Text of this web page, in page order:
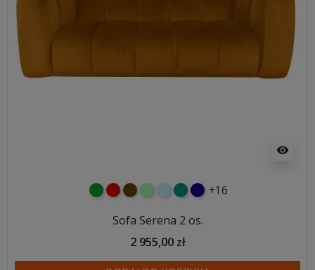
visibility
zielonyczerwony
czekoladowy
miętowybłękitnyturkusowy
granatowy
+16
Sofa Serena 2 os.
2 955,00 zł